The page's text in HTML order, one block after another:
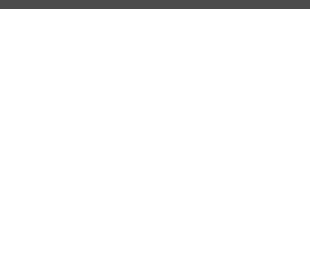
**提醒您，鑑賞期不等於試用期，退回商品須為全新狀態**